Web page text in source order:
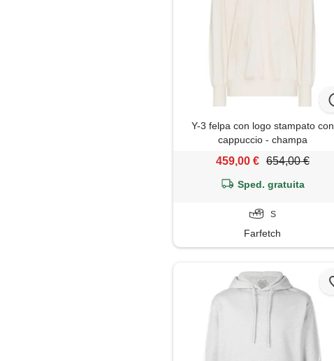
Y-3 felpa con logo stampato con
cappuccio - champa
459,00 € 654,00 €
Sped. gratuita
S
Farfetch